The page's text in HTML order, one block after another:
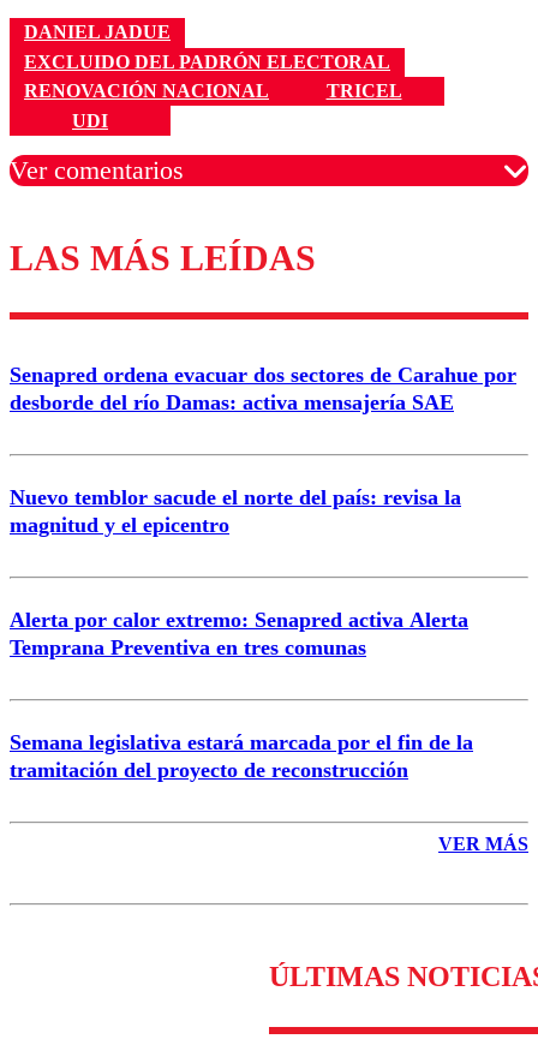
DANIEL JADUE
EXCLUIDO DEL PADRÓN ELECTORAL
RENOVACIÓN NACIONAL
TRICEL
UDI
Ver comentarios
Los comentarios son moderados para garantizar un
diálogo respetuoso.
Nombre
Correo
LAS MÁS LEÍDAS
Senapred ordena evacuar dos sectores de Carahue por
desborde del río Damas: activa mensajería SAE
Nuevo temblor sacude el norte del país: revisa la
magnitud y el epicentro
Alerta por calor extremo: Senapred activa Alerta
Temprana Preventiva en tres comunas
Semana legislativa estará marcada por el fin de la
tramitación del proyecto de reconstrucción
VER MÁS
ÚLTIMAS